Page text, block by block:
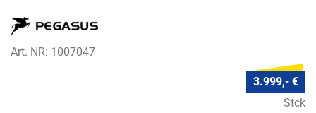
Art. NR: 1007047
3.999,- €
Stck